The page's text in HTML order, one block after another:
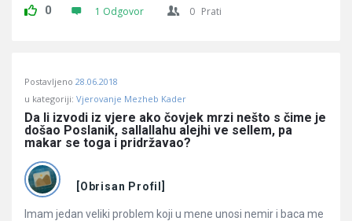
0 1 Odgovor 0 Prati
Postavljeno 28.06.2018
u kategoriji: Vjerovanje Mezheb Kader
Da li izvodi iz vjere ako čovjek mrzi nešto s čime je
došao Poslanik, sallallahu alejhi ve sellem, pa
makar se toga i pridržavao?
[Obrisan Profil]
Imam jedan veliki problem koji u mene unosi nemir i baca me